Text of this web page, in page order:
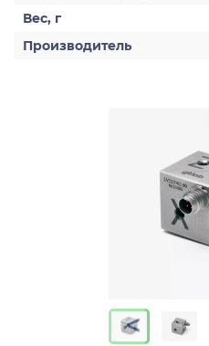
Вес, г
Производитель
>